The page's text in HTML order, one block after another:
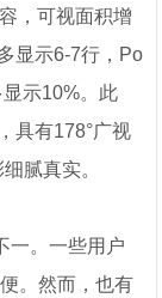
，可视面积增
显示6-7行，Po
示10%。此
具有178°广视
腻真实。
一。一些用户
。然而，也有